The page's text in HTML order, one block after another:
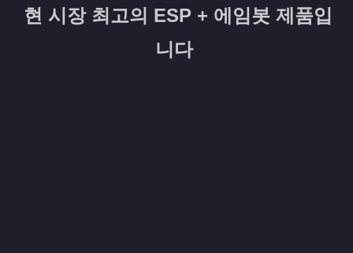
현 시장 최고의 ESP + 에임봇 제품입
니다